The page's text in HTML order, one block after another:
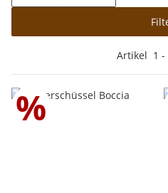
Artikel 1 -
%